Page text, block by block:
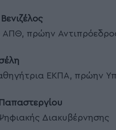
ΑΠΘ, πρώην
ΕΚΠΑ, πρώην
Διακυβέρνησης